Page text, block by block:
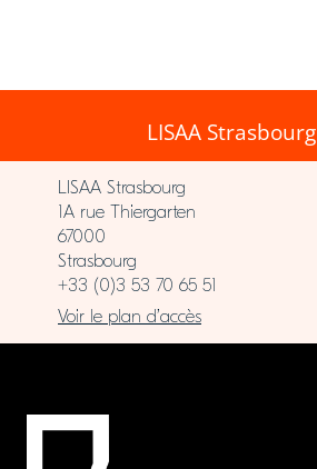
LISAA Strasbourg
LISAA Strasbourg
1A rue Thiergarten
67000
Strasbourg
+33 (0)3 53 70 65 51
Voir le plan d’accès